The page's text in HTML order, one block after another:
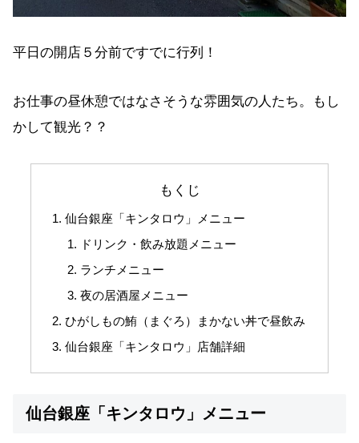
平日の開店５分前ですでに行列！
お仕事の昼休憩ではなさそうな雰囲気の人たち。もし
かして観光？？
もくじ
仙台銀座「キンタロウ」メニュー
ドリンク・飲み放題メニュー
ランチメニュー
夜の居酒屋メニュー
ひがしもの鮪（まぐろ）まかない丼で昼飲み
仙台銀座「キンタロウ」店舗詳細
仙台銀座「キンタロウ」メニュー